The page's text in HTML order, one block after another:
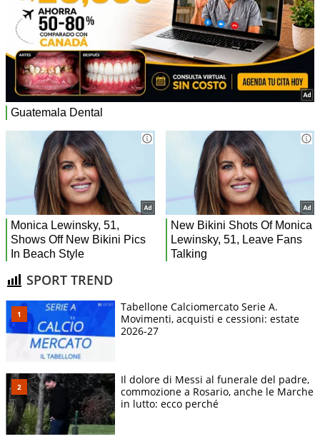
SPORT TREND
Tabellone Calciomercato Serie A.
Movimenti, acquisti e cessioni: estate
2026-27
Il dolore di Messi al funerale del padre,
commozione a Rosario, anche le Marche
in lutto: ecco perché